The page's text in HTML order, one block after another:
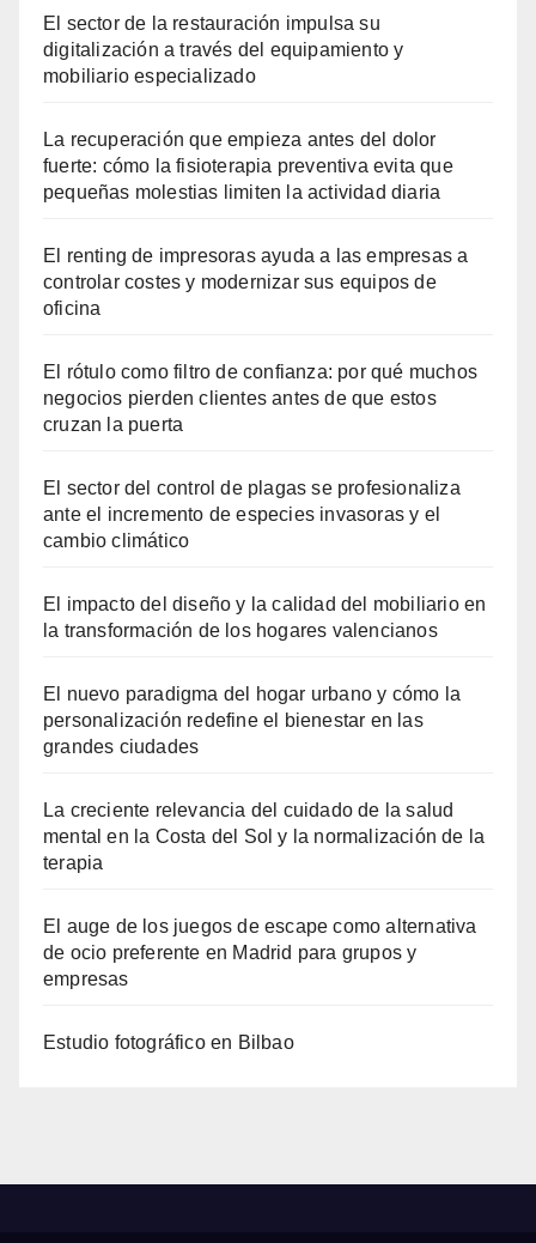
El sector de la restauración impulsa su
digitalización a través del equipamiento y
mobiliario especializado
La recuperación que empieza antes del dolor
fuerte: cómo la fisioterapia preventiva evita que
pequeñas molestias limiten la actividad diaria
El renting de impresoras ayuda a las empresas a
controlar costes y modernizar sus equipos de
oficina
El rótulo como filtro de confianza: por qué muchos
negocios pierden clientes antes de que estos
cruzan la puerta
El sector del control de plagas se profesionaliza
ante el incremento de especies invasoras y el
cambio climático
El impacto del diseño y la calidad del mobiliario en
la transformación de los hogares valencianos
El nuevo paradigma del hogar urbano y cómo la
personalización redefine el bienestar en las
grandes ciudades
La creciente relevancia del cuidado de la salud
mental en la Costa del Sol y la normalización de la
terapia
El auge de los juegos de escape como alternativa
de ocio preferente en Madrid para grupos y
empresas
Estudio fotográfico en Bilbao